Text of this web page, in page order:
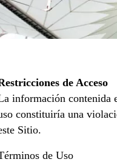
de Acceso
información contenida
constituiría una
Sitio.
de Uso